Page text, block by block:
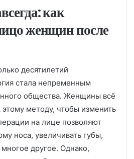
как
женщин после
десятилетий
стала непременным
общества. Женщины всё
методу, чтобы изменить
на лице позволяют
носа, увеличивать губы,
другое. Однако,